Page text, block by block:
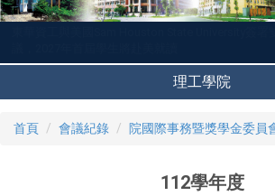
理工學院
首頁 會議紀錄 院國際事務暨獎學金委員
112學年度